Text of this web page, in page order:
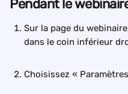
Pendant le
Sur la page du
dans le coin inférieur
Choisissez «